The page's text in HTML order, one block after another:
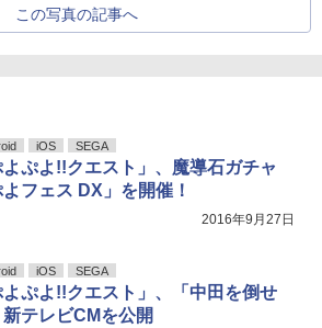
この写真の記事へ
iOS SEGA
よぷよ!!クエスト」、魔導石ガチャ
よフェス DX」を開催！
2016年9月27日
iOS SEGA
よぷよ!!クエスト」、「中田を倒せ
テレビCMを公開